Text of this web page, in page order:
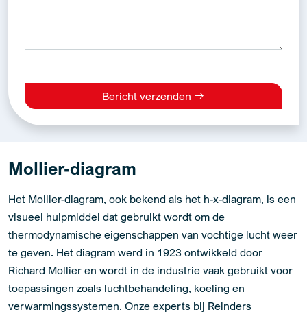
Bericht verzenden
Alternative:
Mollier-diagram
Het Mollier-diagram, ook bekend als het h-x-diagram, is een
visueel hulpmiddel dat gebruikt wordt om de
thermodynamische eigenschappen van vochtige lucht weer
te geven. Het diagram werd in 1923 ontwikkeld door
Richard Mollier en wordt in de industrie vaak gebruikt voor
toepassingen zoals luchtbehandeling, koeling en
verwarmingssystemen. Onze experts bij Reinders